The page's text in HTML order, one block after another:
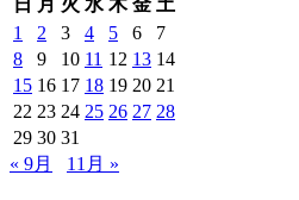
1
2 3 4 5 6
7
8
9 10 11 12 13 14
15 16 17 18 19 20 21
22 23 24 25 26 27 28
29 30 31
« 9月
11月 »